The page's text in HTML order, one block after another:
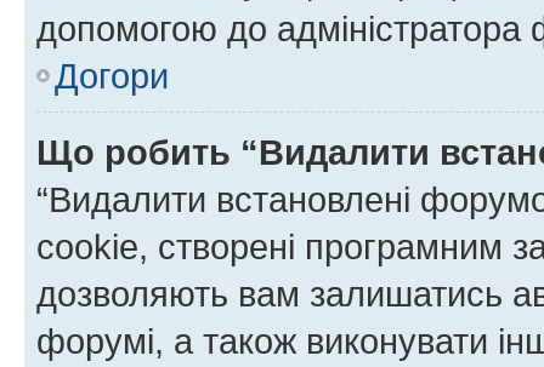
допомогою до адміністратора
Догори
Що робить “Видалити
“Видалити встановлені
cookie, створені програмним
дозволяють вам залишатись
форумі, а також виконувати